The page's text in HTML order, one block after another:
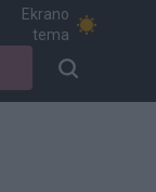
Ekrano
tema